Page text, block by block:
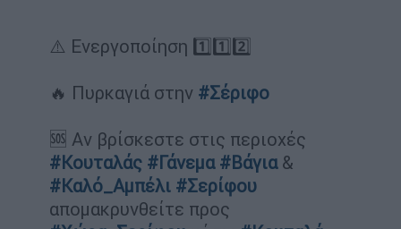
⚠️ Ενεργοποίηση 1️⃣1️⃣2️⃣
🔥 Πυρκαγιά στην #Σέριφο
🆘 Αν βρίσκεστε στις περιοχές
#Κουταλάς #Γάνεμα #Βάγια&
#Καλό_Αμπέλι #Σερίφου
απομακρυνθείτε προς